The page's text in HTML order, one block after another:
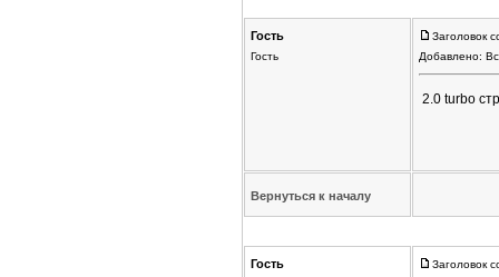
Гость
Гость
Заголовок
Добавлено:
2.0 turbo
Вернуться к началу
Гость
Заголовок